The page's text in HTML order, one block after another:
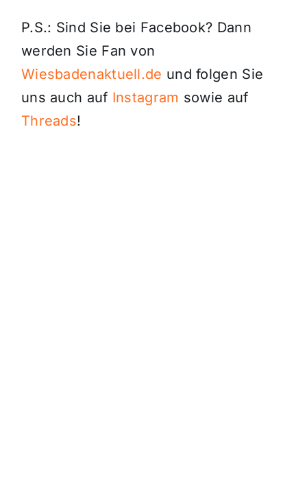
P.S.: Sind Sie bei Facebook? Dann
werden Sie Fan von
Wiesbadenaktuell.de und folgen Sie
uns auch auf Instagram sowie auf
Threads!